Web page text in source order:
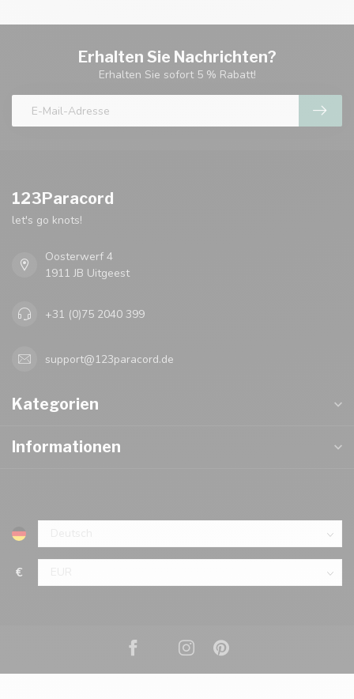
Erhalten Sie Nachrichten?
Erhalten Sie sofort 5 % Rabatt!
123Paracord
let's go knots!
Oosterwerf 4
1911 JB Uitgeest
+31 (0)75 2040 399
support@123paracord.de
Kategorien
Informationen
€